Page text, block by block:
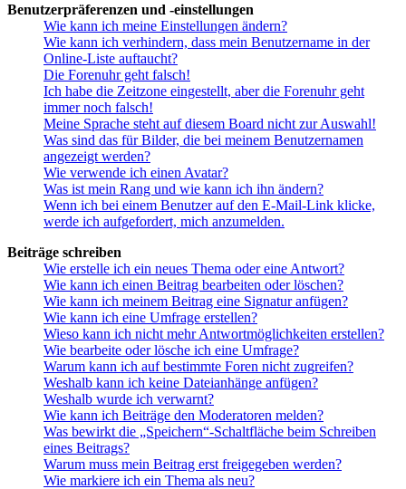
Benutzerpräferenzen und -einstellungen
Wie kann ich meine Einstellungen ändern?
Wie kann ich verhindern, dass mein Benutzername in der
Online-Liste auftaucht?
Die Forenuhr geht falsch!
Ich habe die Zeitzone eingestellt, aber die Forenuhr geht
immer noch falsch!
Meine Sprache steht auf diesem Board nicht zur Auswahl!
Was sind das für Bilder, die bei meinem Benutzernamen
angezeigt werden?
Wie verwende ich einen Avatar?
Was ist mein Rang und wie kann ich ihn ändern?
Wenn ich bei einem Benutzer auf den E-Mail-Link klicke,
werde ich aufgefordert, mich anzumelden.
Beiträge schreiben
Wie erstelle ich ein neues Thema oder eine Antwort?
Wie kann ich einen Beitrag bearbeiten oder löschen?
Wie kann ich meinem Beitrag eine Signatur anfügen?
Wie kann ich eine Umfrage erstellen?
Wieso kann ich nicht mehr Antwortmöglichkeiten erstellen?
Wie bearbeite oder lösche ich eine Umfrage?
Warum kann ich auf bestimmte Foren nicht zugreifen?
Weshalb kann ich keine Dateianhänge anfügen?
Weshalb wurde ich verwarnt?
Wie kann ich Beiträge den Moderatoren melden?
Was bewirkt die „Speichern“-Schaltfläche beim Schreiben
eines Beitrags?
Warum muss mein Beitrag erst freigegeben werden?
Wie markiere ich ein Thema als neu?